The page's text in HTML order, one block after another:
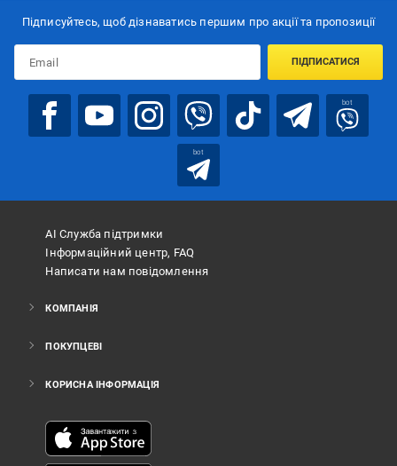
Підписуйтесь, щоб дізнаватись першим про акції та пропозиції
ПІДПИСАТИСЯ
bot
bot
АІ Служба підтримки
Інформаційний центр, FAQ
Написати нам повідомлення
КОМПАНІЯ
ПОКУПЦЕВІ
КОРИСНА ІНФОРМАЦІЯ